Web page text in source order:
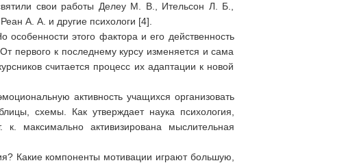
свои работы Делеу М. В., Ительсон Л. Б.,
А. А. и другие психологи [4].
этого фактора и его действенность
первого к последнему курсу изменяется и сама
считается процесс их адаптации к новой
активность учащихся организовать
схемы. Как утверждает наука психология,
максимально активизирована мыслительная
Какие компоненты мотивации играют большую,